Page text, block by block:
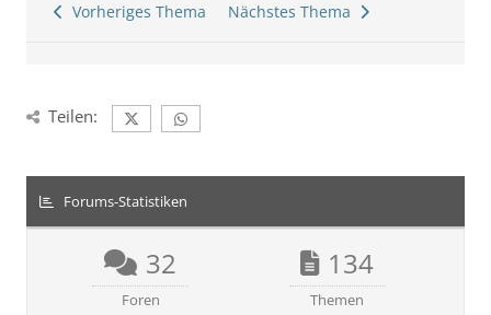
Vorheriges Thema Nächstes Thema
Teilen:
Forums-Statistiken
32
Foren
134
Themen